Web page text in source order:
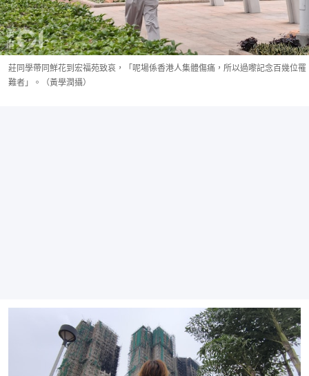
莊同學帶同鮮花到宏福苑致哀，「呢場係香港人集體傷痛，所以過嚟記念百幾位罹
難者」。（黃學潤攝）